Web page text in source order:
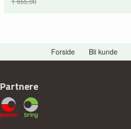
Forside Bli kunde
Partnere